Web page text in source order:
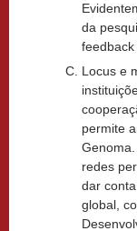
da
Locus e
permite
redes
dar
global,